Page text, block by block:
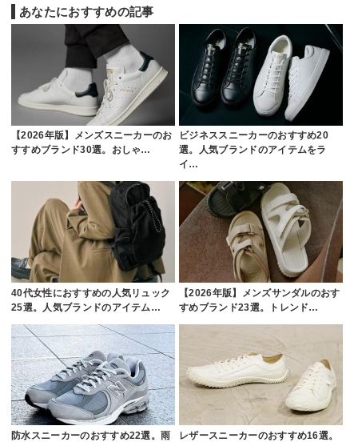
あなたにおすすめの記事
【2026年版】メンズスニーカーのお
すすめブランド30選。おしゃ…
ビジネススニーカーのおすすめ20
選。人気ブランドのアイテムをラ
イ…
40代女性におすすめの人気リュック
25選。人気ブランドのアイテム…
【2026年版】メンズサンダルのおす
すめブランド23選。トレンド…
防水スニーカーのおすすめ22選。雨
レザースニーカーのおすすめ16選。